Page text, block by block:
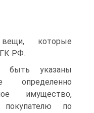
которые
РФ.
быть указаны
определенно
имущество,
по